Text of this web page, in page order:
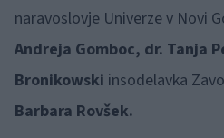
naravoslovje Univerze v Novi
Andreja Gomboc, dr. Tanja
Bronikowski insodelavka
Barbara Rovšek.